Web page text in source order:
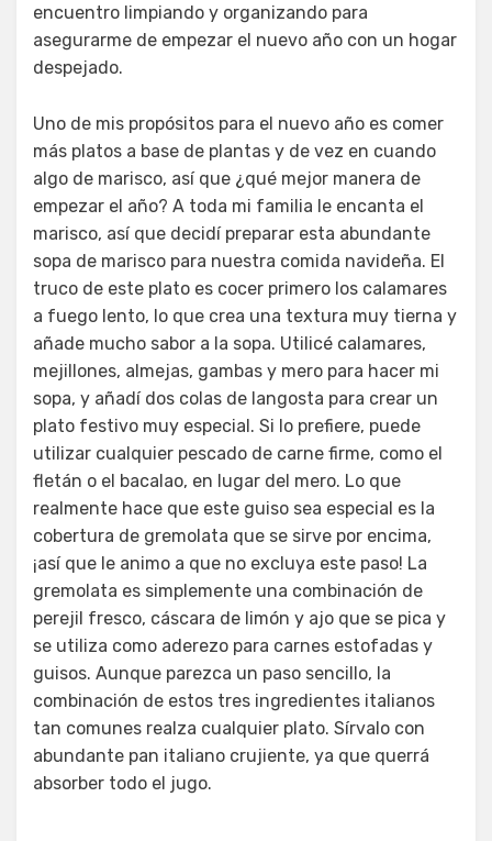
encuentro limpiando y organizando para
asegurarme de empezar el nuevo año con un hogar
despejado.
Uno de mis propósitos para el nuevo año es comer
más platos a base de plantas y de vez en cuando
algo de marisco, así que ¿qué mejor manera de
empezar el año? A toda mi familia le encanta el
marisco, así que decidí preparar esta abundante
sopa de marisco para nuestra comida navideña. El
truco de este plato es cocer primero los calamares
a fuego lento, lo que crea una textura muy tierna y
añade mucho sabor a la sopa. Utilicé calamares,
mejillones, almejas, gambas y mero para hacer mi
sopa, y añadí dos colas de langosta para crear un
plato festivo muy especial. Si lo prefiere, puede
utilizar cualquier pescado de carne firme, como el
fletán o el bacalao, en lugar del mero. Lo que
realmente hace que este guiso sea especial es la
cobertura de gremolata que se sirve por encima,
¡así que le animo a que no excluya este paso! La
gremolata es simplemente una combinación de
perejil fresco, cáscara de limón y ajo que se pica y
se utiliza como aderezo para carnes estofadas y
guisos. Aunque parezca un paso sencillo, la
combinación de estos tres ingredientes italianos
tan comunes realza cualquier plato. Sírvalo con
abundante pan italiano crujiente, ya que querrá
absorber todo el jugo.